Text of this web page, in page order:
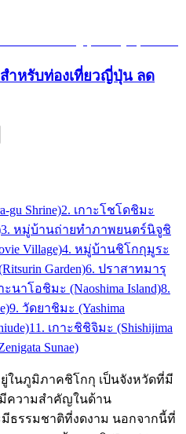
ำหรับท่องเที่ยวญี่ปุ่น ลด
gu Shrine)2. เกาะโชโดชิมะ
3. หมู่บ้านถ่ายทำภาพยนตร์นิจูชิ
Village)4. หมู่บ้านชิโกกุมูระ
Garden)6. ปราสาทมารุ
ะนาโอชิมะ (Naoshima Island)8.
9. วัดยาชิมะ (Yashima
11. เกาะชิชิจิมะ (Shishijima
Sunae)
ในภูมิภาคชิโกกุ เป็นจังหวัดที่มี
ความสำคัญในด้าน
ธรรมชาติที่งดงาม นอกจากนี้ที่